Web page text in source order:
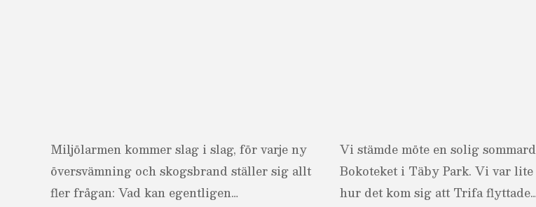
Miljölarmen kommer slag i slag, för varje ny
översvämning och skogsbrand ställer sig allt
fler frågan: Vad kan egentligen…
Vi stämde möte en solig
Bokoteket i Täby Park. Vi var
hur det kom sig att Trifa flyttade…